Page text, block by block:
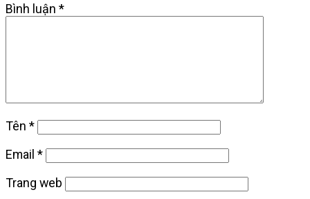
Bình luận *
Tên *
Email *
Trang web